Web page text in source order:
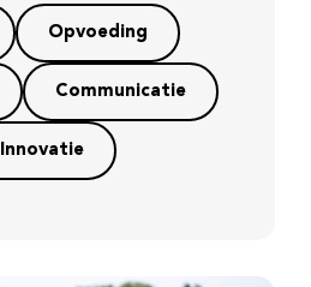
Opvoeding
Communicatie
Innovatie